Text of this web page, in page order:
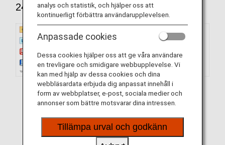
240 sätenanalys och statistik, och hjälper oss att
kontinuerligt förbättra användarupplevelsen.
Anpassade cookies
Dessa cookies hjälper oss att ge våra användare
en trevligare och smidigare webbupplevelse. Vi
kan med hjälp av dessa cookies och dina
webbläsardata erbjuda dig anpassat innehåll i
form av webbplatser, e-post, sociala medier och
annonser som bättre motsvarar dina intressen.
Tillämpa urval och godkänn